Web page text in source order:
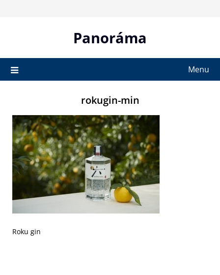
Panoráma
Menu
rokugin-min
Roku gin